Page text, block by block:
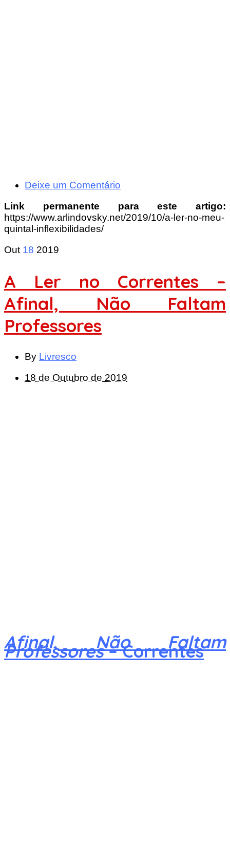
Deixe um Comentário
Link permanente para este artigo:
https://www.arlindovsky.net/2019/10/a-ler-no-meu-
quintal-inflexibilidades/
Out 18 2019
A Ler no Correntes –
Afinal, Não Faltam
Professores
By Livresco
18 de Outubro de 2019
Afinal, Não Faltam
Professores– Correntes